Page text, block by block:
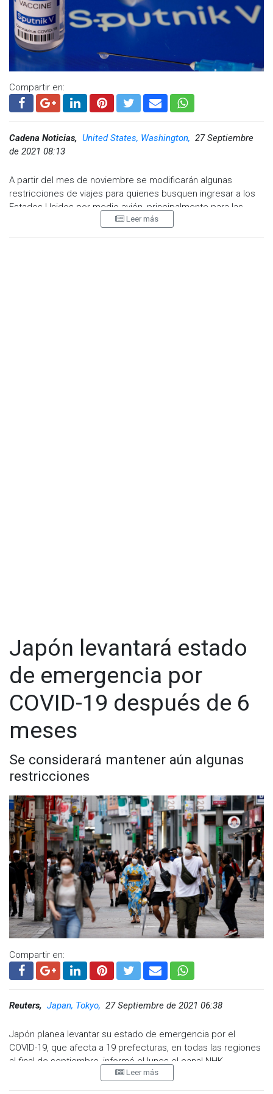
https://t.me/GrupoCadenaResumen
Compartir en:
Cadena Noticias, United States, Washington, 27 Septiembre
de 2021 08:13
A partir del mes de noviembre se modificarán algunas
restricciones de viajes para quienes busquen ingresar a los
Estados Unidos por medio avión, principalmente para las
personas que ya se encuentran con el esquema de
Leer más
Japón levantará estado
de emergencia por
COVID-19 después de 6
meses
Se considerará mantener aún algunas
restricciones
Compartir en:
Reuters, Japan, Tokyo, 27 Septiembre de 2021 06:38
Japón planea levantar su estado de emergencia por el
COVID-19, que afecta a 19 prefecturas, en todas las regiones
al final de septiembre, informó el lunes el canal ​​NHK.
El primer ministro, Yoshihide Suga, dijo que discutió las
Leer más